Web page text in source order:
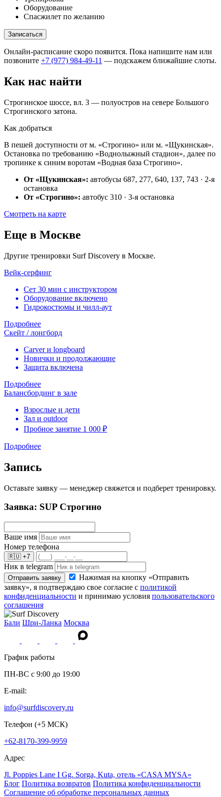
Оборудование
Спасжилет по желанию
Записаться
Онлайн-расписание скоро появится. Пока напишите нам или
позвоните +7 (977) 984-49-11 — подскажем ближайшие слоты.
Как нас найти
Строгинское шоссе, вл. 3 — полуостров на севере Большого
Строгинского затона.
Как добраться
В пешей доступности от м. «Строгино» или м. «Щукинская».
Остановка по требованию «Воднолыжный стадион», далее по
тропинке к синим воротам «Водная база Строгино».
От «Щукинская»: автобусы 687, 277, 640, 137, 743 · 2-я
остановка
От «Строгино»: автобус 310 · 3-я остановка
Смотреть на карте
Еще в Москве
Другие тренировки Surf Discovery в Москве.
Вейк-серфинг
Сет 30 мин с инструктором
Оборудование включено
Гидрокостюмы и чилл-аут
Подробнее
Скейт / лонгборд
Carver и longboard
Новички и продолжающие
Защита включена
Подробнее
Балансбординг в зале
Взрослые и дети
Зал и outdoor
Пробное занятие 1 000 ₽
Подробнее
Запись
Оставьте заявку — менеджер свяжется и подберет тренировку.
Заявка: SUP Строгино
Ваше имя
Номер телефона
🇷🇺 +7
Ник в telegram
Отправить заявку
Нажимая на кнопку «Отправить
заявку», я подтверждаю свое согласие с политикой
конфиденциальности и принимаю условия пользовательского
соглашения
Бали Шри-Ланка Москва
График работы
ПН-ВС c 9:00 до 19:00
E-mail:
info@surfdiscovery.ru
Телефон (+5 МСК)
+62-8170-399-9959
Адрес
Jl. Poppies Lane I Gg. Sorga, Kuta, отель «CASA MYSA»
Блог Политика возвратов Политика конфиденциальности
Соглашение об обработке персональных данных